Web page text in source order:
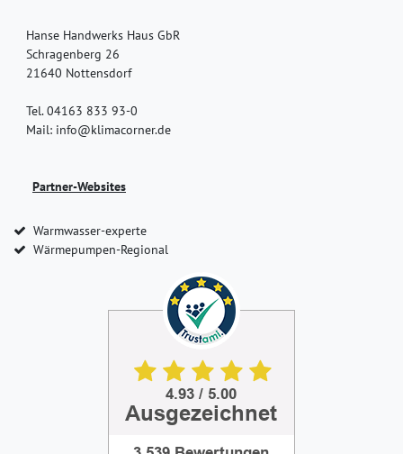
Hanse Handwerks Haus GbR
Schragenberg 26
21640 Nottensdorf
Tel. 04163 833 93-0
Mail: info@klimacorner.de
Partner-Websites
Warmwasser-experte
Wärmepumpen-Regional